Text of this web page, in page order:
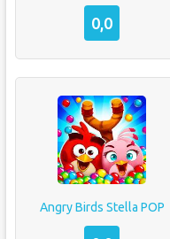
0,0
Angry Birds Stella POP